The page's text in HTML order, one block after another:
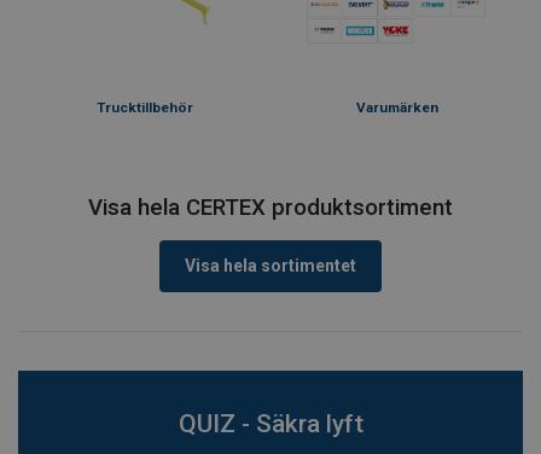
Trucktillbehör Varumärken
Visa hela CERTEX produktsortiment
Visa hela sortimentet
QUIZ - Säkra lyft